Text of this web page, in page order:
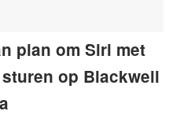
plan om Siri met
op Blackwell